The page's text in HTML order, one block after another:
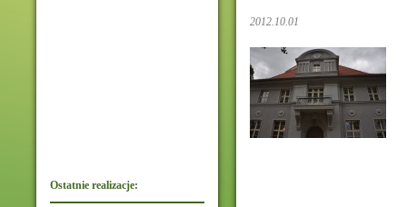
Ostatnie realizacje:
2012.10.01